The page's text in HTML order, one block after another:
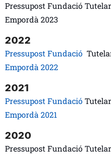
Pressupost Fundació
Empordà 2023
2022
Pressupost Fundació
Empordà 2022
2021
Pressupost Fundació
Empordà 2021
2020
Pressupost Fundació